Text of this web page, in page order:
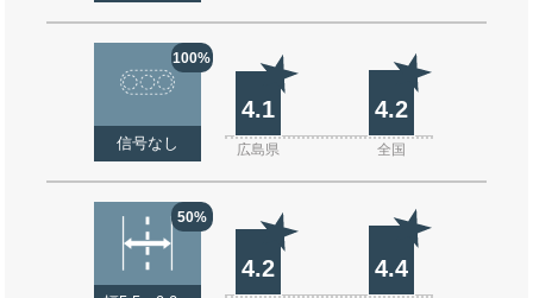
100%
信号なし
4.1 4.2
広島県 全国
50%
4.2 4.4